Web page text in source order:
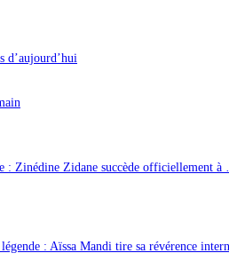
d’aujourd’hui
: Zinédine Zidane succède officiellement
: Aïssa Mandi tire sa révérence